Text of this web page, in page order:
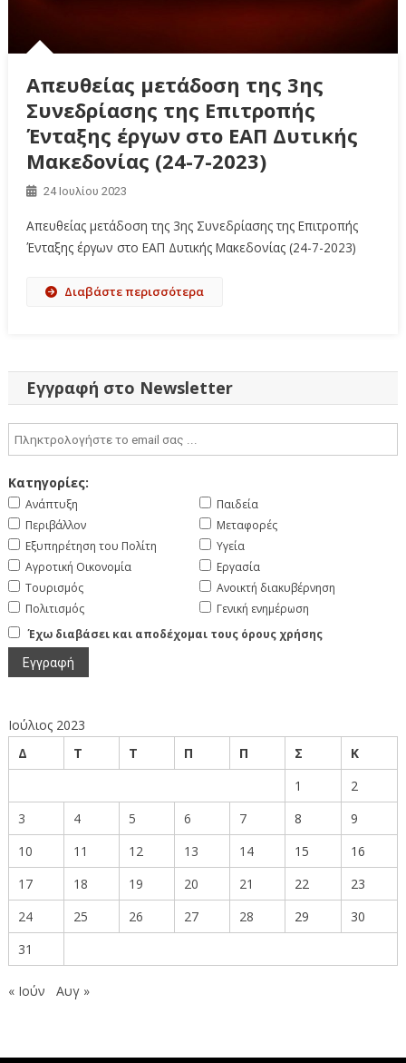
Απευθείας μετάδοση της 3ης
Συνεδρίασης της Επιτροπής
Ένταξης έργων στο ΕΑΠ Δυτικής
Μακεδονίας (24-7-2023)
24 Ιουλίου 2023
Απευθείας μετάδοση της 3ης Συνεδρίασης της Επιτροπής
Ένταξης έργων στο ΕΑΠ Δυτικής Μακεδονίας (24-7-2023)
Διαβάστε περισσότερα
Εγγραφή στο Newsletter
Κατηγορίες:
Ανάπτυξη
Περιβάλλον
Εξυπηρέτηση του Πολίτη
Αγροτική Οικονομία
Τουρισμός
Πολιτισμός
Παιδεία
Μεταφορές
Υγεία
Εργασία
Ανοικτή διακυβέρνηση
Γενική ενημέρωση
Έχω διαβάσει και αποδέχομαι τους όρους χρήσης
Ιούλιος 2023
Δ
Τ Τ Π Π Σ
Κ
1
2
3
4 5 6 7 8
9
10
11 12 13 14 15
16
17
18 19 20 21 22
23
24
25 26 27 28 29
30
31
« Ιούν Αυγ »